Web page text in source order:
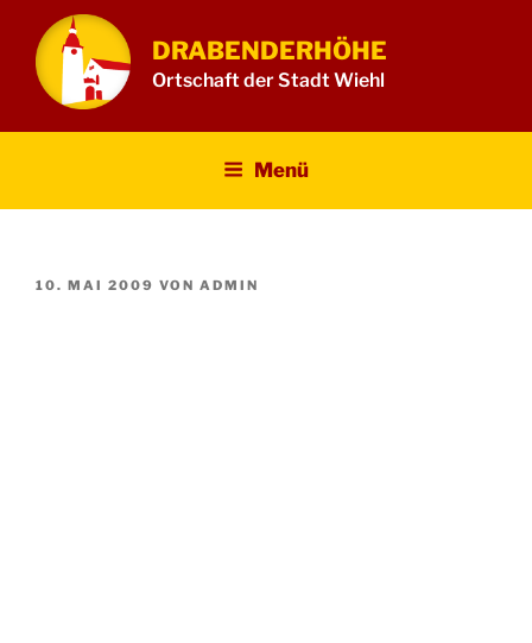
Inhalt
springen
DRABENDERHÖHE
Ortschaft der Stadt Wiehl
Menü
VERÖFFENTLICHT
10. MAI 2009 VON ADMIN